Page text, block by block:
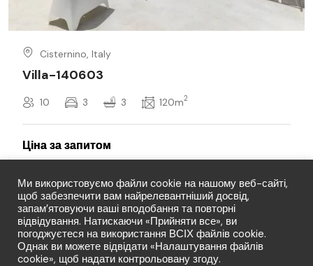
Cisternino, Italy
Villa-140603
10 3 3 120m2
Ми використовуємо файли cookie на нашому веб-сайті,
щоб забезпечити вам найрелевантніший досвід,
запам’ятовуючи ваші вподобання та повторні
відвідування. Натискаючи «Прийняти все», ви
погоджуєтеся на використання ВСІХ файлів cookie.
Однак ви можете відвідати «Налаштування файлів
cookie», щоб надати контрольовану згоду.